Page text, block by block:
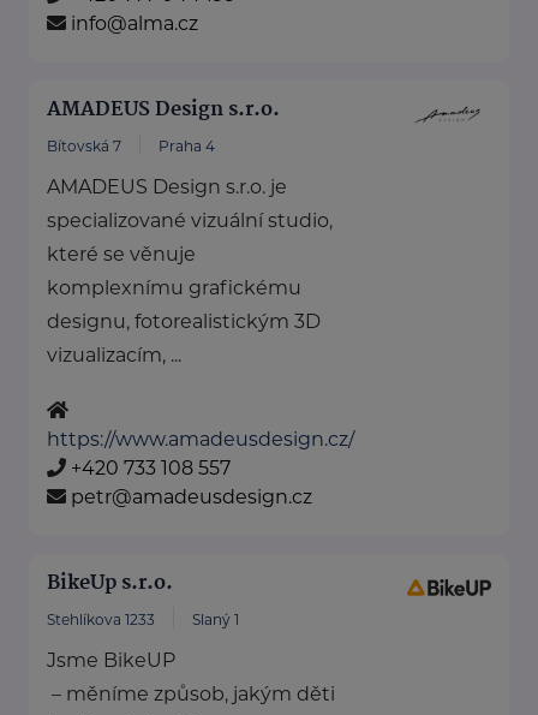
info@alma.cz
AMADEUS Design s.r.o.
Bítovská 7 Praha 4
AMADEUS Design s.r.o. je
specializované vizuální studio,
které se věnuje
komplexnímu grafickému
designu, fotorealistickým 3D
vizualizacím, ...
https://www.amadeusdesign.cz/
+420 733 108 557
petr@amadeusdesign.cz
BikeUp s.r.o.
Stehlíkova 1233 Slaný 1
Jsme BikeUP
– měníme způsob, jakým děti